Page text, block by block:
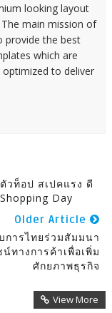
looking layout
main mission of
provide the best
which are
to deliver
วท็อป สเปคแรง ดี
Day
Older Article
การไทยร่วมสัมมนา
ทางการค้าเพื่อเพิ่ม
ศักยภาพธุรกิจ
View More